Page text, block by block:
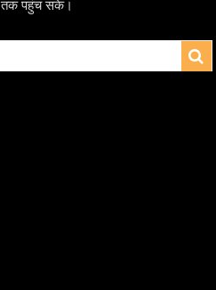
तक पहुंच सके।